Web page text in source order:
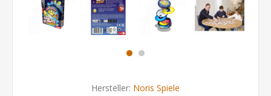
Hersteller: Noris Spiele